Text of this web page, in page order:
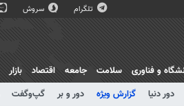
تلگرام سروش
و فناوری سلامت جامعه اقتصاد بازار
دور دنیا گزارش ویژه دور و بر گپ‌و‌گفت